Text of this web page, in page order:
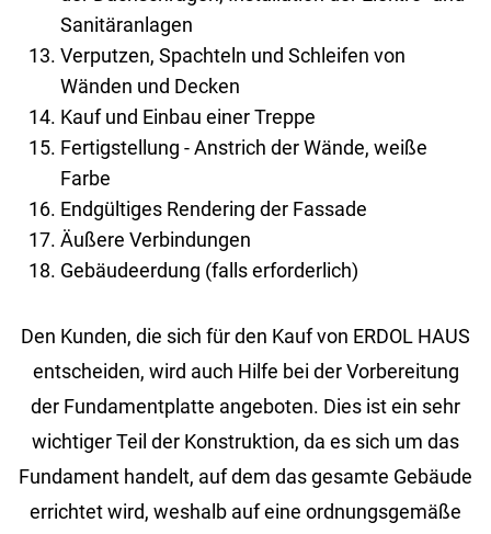
Sanitäranlagen
Verputzen, Spachteln und Schleifen von
Wänden und Decken
Kauf und Einbau einer Treppe
Fertigstellung - Anstrich der Wände, weiße
Farbe
Endgültiges Rendering der Fassade
Äußere Verbindungen
Gebäudeerdung (falls erforderlich)
Den Kun­den, die sich für den Kauf von ERDOL HAUS
ent­schei­den, wird auch Hilfe bei der Vor­be­rei­tung
der Fun­da­ment­plat­te an­ge­bo­ten. Dies ist ein sehr
wich­ti­ger Teil der Kon­struk­ti­on, da es sich um das
Fun­da­ment han­delt, auf dem das ge­sam­te Ge­bäu­de
er­rich­tet wird, wes­halb auf eine ord­nungs­ge­mä­ße